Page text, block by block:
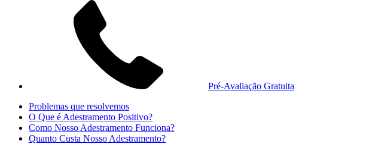
Pré-Avaliação Gratuita
Problemas que resolvemos
O Que é Adestramento Positivo?
Como Nosso Adestramento Funciona?
Quanto Custa Nosso Adestramento?